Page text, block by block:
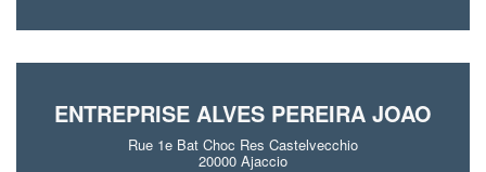
ENTREPRISE ALVES PEREIRA JOAO
Rue 1e Bat Choc Res Castelvecchio
20000 Ajaccio